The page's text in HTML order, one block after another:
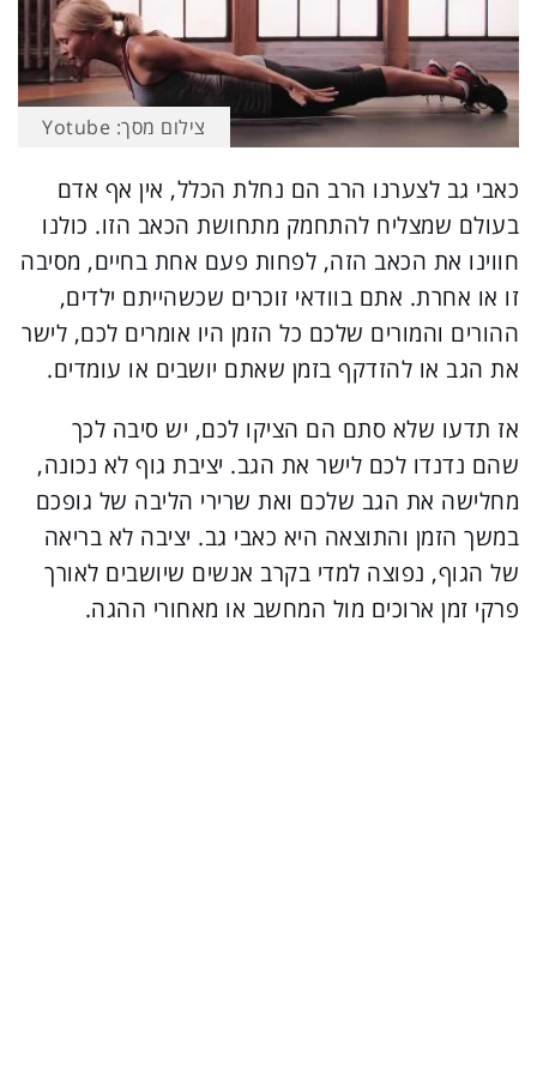
צילום מסך: Yotube
כאבי גב לצערנו הרב הם נחלת הכלל, אין אף אדם
בעולם שמצליח להתחמק מתחושת הכאב הזו. כולנו
חווינו את הכאב הזה, לפחות פעם אחת בחיים, מסיבה
זו או אחרת. אתם בוודאי זוכרים שכשהייתם ילדים,
ההורים והמורים שלכם כל הזמן היו אומרים לכם, לישר
את הגב או להזדקף בזמן שאתם יושבים או עומדים.
אז תדעו שלא סתם הם הציקו לכם, יש סיבה לכך
שהם נדנדו לכם לישר את הגב. יציבת גוף לא נכונה,
מחלישה את הגב שלכם ואת שרירי הליבה של גופכם
במשך הזמן והתוצאה היא כאבי גב. יציבה לא בריאה
של הגוף, נפוצה למדי בקרב אנשים שיושבים לאורך
פרקי זמן ארוכים מול המחשב או מאחורי ההגה.